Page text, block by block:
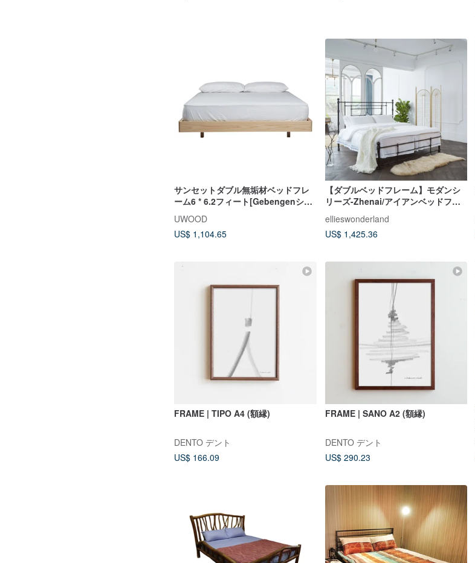
サンセットダブル無垢材ベッドフレ
ーム6 * 6.2フィート[Gebengenシリ
ーズ] WRBS017R
UWOOD
US$ 1,104.65
【ダブルベッドフレーム】モダンシ
リーズ-Zhenai/アイアンベッドフレ
ーム/猫ひっかきが怖くない/ペット対
応/自宅設置
ellieswonderland
US$ 1,425.36
FRAME | TIPO A4 (額縁)
DENTO デント
US$ 166.09
FRAME | SANO A2 (額縁)
DENTO デント
US$ 290.23